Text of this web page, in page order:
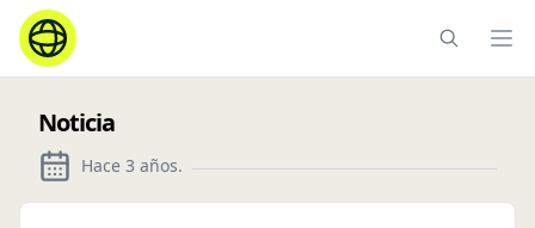
Noticia
Hace 3 años.